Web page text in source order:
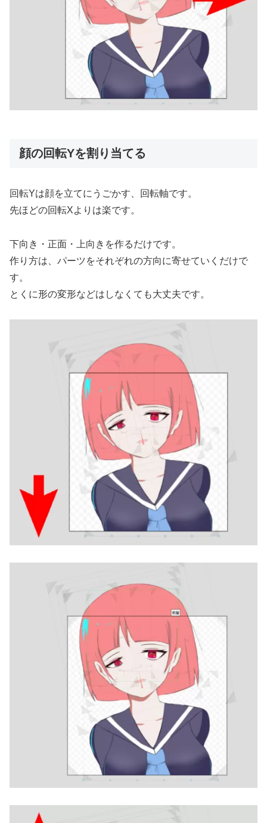
顔の回転Yを割り当てる
回転Yは顔を立てにうごかす、回転軸です。
先ほどの回転Xよりは楽です。
下向き・正面・上向きを作るだけです。
作り方は、パーツをそれぞれの方向に寄せていくだけで
す。
とくに形の変形などはしなくても大丈夫です。